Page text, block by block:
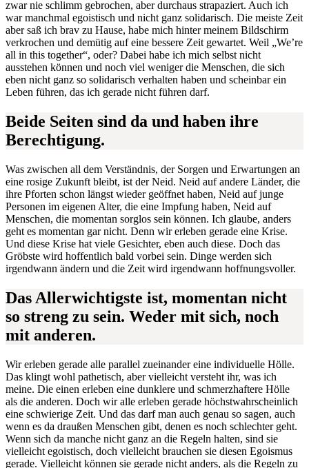
zwar nie schlimm gebrochen, aber durchaus strapaziert. Auch ich
war manchmal egoistisch und nicht ganz solidarisch. Die meiste Zeit
aber saß ich brav zu Hause, habe mich hinter meinem Bildschirm
verkrochen und demütig auf eine bessere Zeit gewartet. Weil „We’re
all in this together“, oder? Dabei habe ich mich selbst nicht
ausstehen können und noch viel weniger die Menschen, die sich
eben nicht ganz so solidarisch verhalten haben und scheinbar ein
Leben führen, das ich gerade nicht führen darf.
Beide Seiten sind da und haben ihre
Berechtigung.
Was zwischen all dem Verständnis, der Sorgen und Erwartungen an
eine rosige Zukunft bleibt, ist der Neid. Neid auf andere Länder, die
ihre Pforten schon längst wieder geöffnet haben, Neid auf junge
Personen im eigenen Alter, die eine Impfung haben, Neid auf
Menschen, die momentan sorglos sein können. Ich glaube, anders
geht es momentan gar nicht. Denn wir erleben gerade eine Krise.
Und diese Krise hat viele Gesichter, eben auch diese. Doch das
Gröbste wird hoffentlich bald vorbei sein. Dinge werden sich
irgendwann ändern und die Zeit wird irgendwann hoffnungsvoller.
Das Allerwichtigste ist, momentan nicht
so streng zu sein. Weder mit sich, noch
mit anderen.
Wir erleben gerade alle parallel zueinander eine individuelle Hölle.
Das klingt wohl pathetisch, aber vielleicht versteht ihr, was ich
meine. Die einen erleben eine dunklere und schmerzhaftere Hölle
als die anderen. Doch wir alle erleben gerade höchstwahrscheinlich
eine schwierige Zeit. Und das darf man auch genau so sagen, auch
wenn es da draußen Menschen gibt, denen es noch schlechter geht.
Wenn sich da manche nicht ganz an die Regeln halten, sind sie
vielleicht egoistisch, doch vielleicht brauchen sie diesen Egoismus
gerade. Vielleicht können sie gerade nicht anders, als die Regeln zu